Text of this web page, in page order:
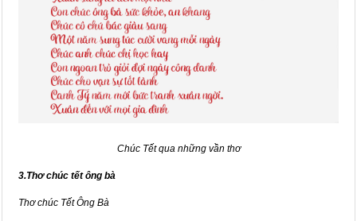
Chúc Tết qua những vần thơ
3.Thơ chúc tết ông bà
Thơ chúc Tết Ông Bà